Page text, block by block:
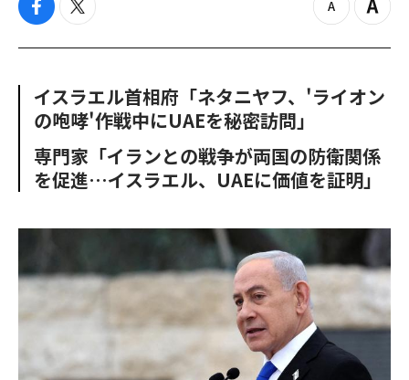
f
c
o
o
t
i
e
r
z
o
u
Z
o
n
イスラエル首相府「ネタニヤフ、'ライオン
の咆哮'作戦中にUAEを秘密訪問」
専門家「イランとの戦争が両国の防衛関係
を促進…イスラエル、UAEに価値を証明」